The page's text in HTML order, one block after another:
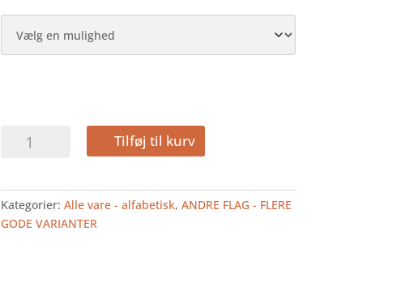
SYRIEN
I
STOF
antal
Tilføj til kurv
Kategorier:Alle vare - alfabetisk,ANDRE FLAG - FLERE
GODE VARIANTER